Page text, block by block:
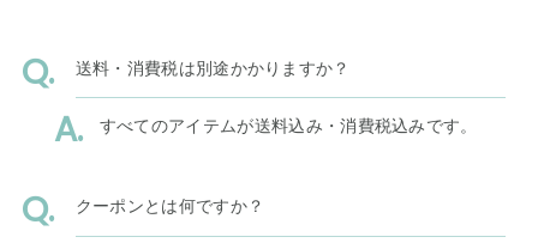
送料・消費税は別途かかりますか？
すべてのアイテムが送料込み・消費税込みです。
クーポンとは何ですか？